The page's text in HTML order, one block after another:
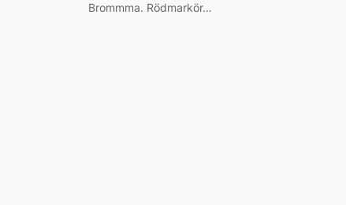
Brommma. Rödmarkör…